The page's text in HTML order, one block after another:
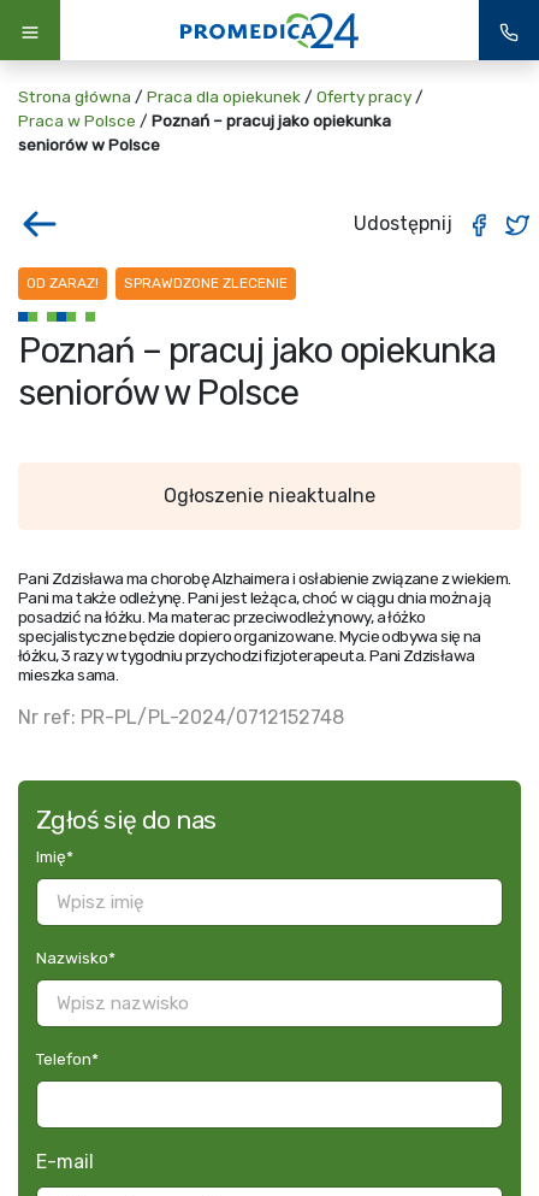
Strona główna / Praca dla opiekunek / Oferty pracy /
Praca w Polsce / Poznań – pracuj jako opiekunka
seniorów w Polsce
Udostępnij
OD ZARAZ! SPRAWDZONE ZLECENIE
Poznań – pracuj jako opiekunka
seniorów w Polsce
Ogłoszenie nieaktualne
Pani Zdzisława ma chorobę Alzhaimera i osłabienie związane z wiekiem.
Pani ma także odleżynę. Pani jest leżąca, choć w ciągu dnia można ją
posadzić na łóżku. Ma materac przeciwodleżynowy, a łóżko
specjalistyczne będzie dopiero organizowane. Mycie odbywa się na
łóżku, 3 razy w tygodniu przychodzi fizjoterapeuta. Pani Zdzisława
mieszka sama.
Nr ref: PR-PL/PL-2024/0712152748
Zgłoś się do nas
Imię*
Nazwisko*
Telefon*
E-mail